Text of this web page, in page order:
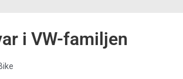
i VW-familjen